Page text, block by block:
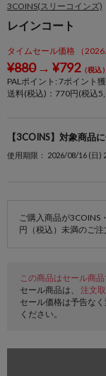
3COINS(スリーコインズ)
レインコート
タイムセール価格 （
¥880→ ¥792（税込）
PALポイント: 7ポイント
送料(税込)：770円(税込
【3COINS】対象商品
使用期限： 2026/08/16 (日)
ご購入商品が3COINS
円（税込）未満のご注
この商品はセール商品
セール商品は、 注文
セール価格は予告な
ください。